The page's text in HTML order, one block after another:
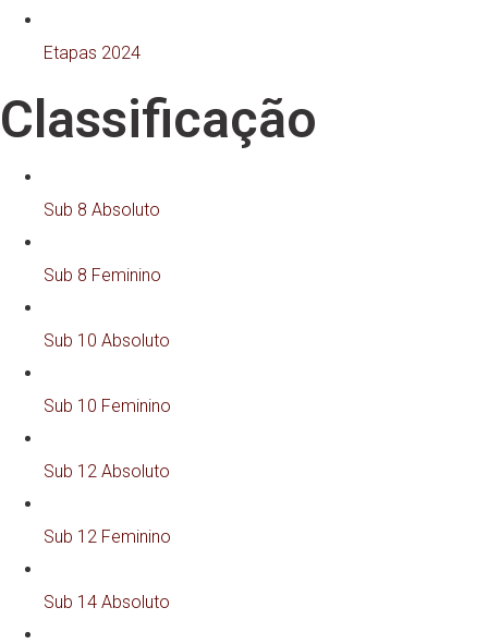
Etapas 2024
Classificação
Sub 8 Absoluto
Sub 8 Feminino
Sub 10 Absoluto
Sub 10 Feminino
Sub 12 Absoluto
Sub 12 Feminino
Sub 14 Absoluto